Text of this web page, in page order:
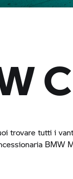
trovare tutti i
BMW